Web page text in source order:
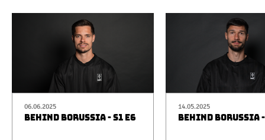
06.06.2025
BEHIND BORUSSIA - S1 E6
14.05.2025
BEHIND BORUSSIA